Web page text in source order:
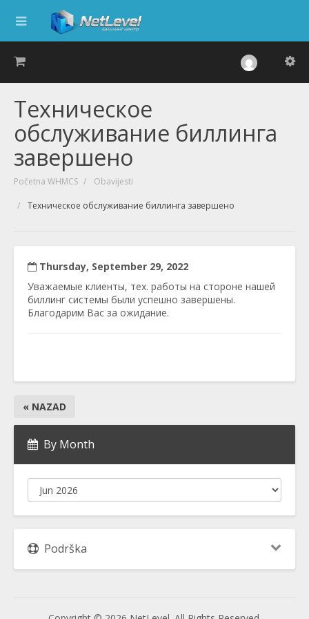
Техническое
обслуживание биллинга
завершено
Početna WHMCS Obavijesti
Техническое обслуживание биллинга завершено
Thursday, September 29, 2022
Уважаемые клиенты, тех. работы на стороне нашей
биллинг системы были успешно завершены.
Благодарим Вас за ожидание.
« NAZAD
By Month
Podrška